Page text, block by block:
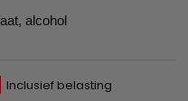
alcohol
Inclusief belasting